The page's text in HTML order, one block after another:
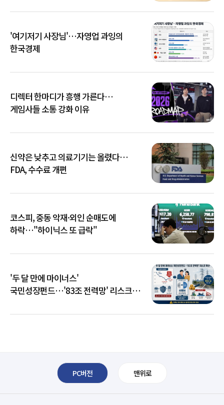
'여기저기 사장님'…자영업 과잉의
한국경제
디렉터 한마디가 흥행 가른다…
게임사들 소통 강화 이유
신약은 낮추고 의료기기는 올렸다…
FDA, 수수료 개편
코스피, 중동 악재·외인 순매도에
하락…"하이닉스 또 급락"
'두 달 만에 마이너스'
국민성장펀드…'83조 전력망' 리스크
PC버전 맨위로